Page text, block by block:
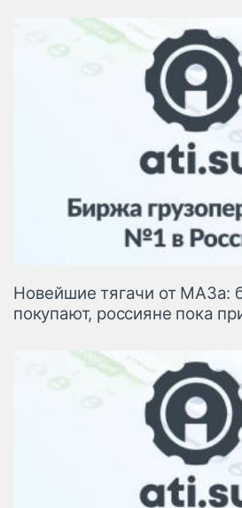
Новейшие тягачи от МАЗа:
покупают, россияне пока